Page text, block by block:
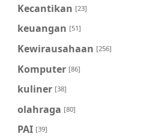
Kecantikan [23]
keuangan [51]
Kewirausahaan [256]
Komputer [86]
kuliner [38]
olahraga [80]
PAI [39]